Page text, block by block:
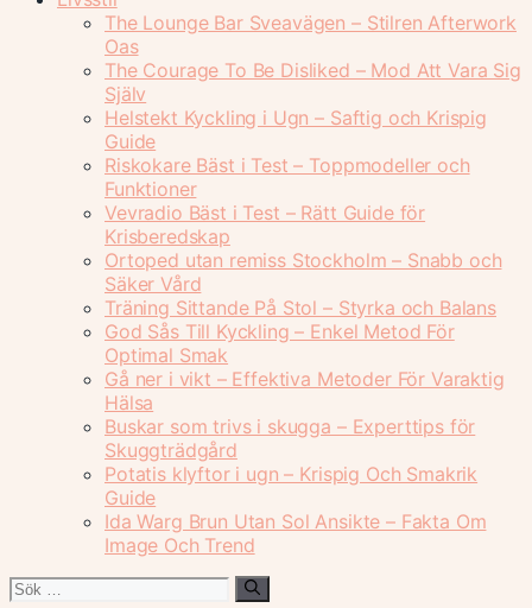
The Lounge Bar Sveavägen – Stilren Afterwork
Oas
The Courage To Be Disliked – Mod Att Vara Sig
Själv
Helstekt Kyckling i Ugn – Saftig och Krispig
Guide
Riskokare Bäst i Test – Toppmodeller och
Funktioner
Vevradio Bäst i Test – Rätt Guide för
Krisberedskap
Ortoped utan remiss Stockholm – Snabb och
Säker Vård
Träning Sittande På Stol – Styrka och Balans
God Sås Till Kyckling – Enkel Metod För
Optimal Smak
Gå ner i vikt – Effektiva Metoder För Varaktig
Hälsa
Buskar som trivs i skugga – Experttips för
Skuggträdgård
Potatis klyftor i ugn – Krispig Och Smakrik
Guide
Ida Warg Brun Utan Sol Ansikte – Fakta Om
Image Och Trend
Sök